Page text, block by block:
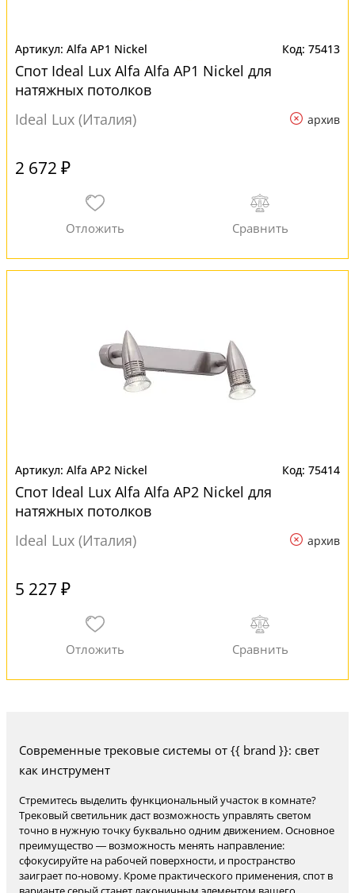
Alfa AP1 Nickel 75413
Спот Ideal Lux Alfa Alfa AP1 Nickel для
натяжных потолков
Ideal Lux (Италия)
архив
2 672 ₽
Alfa AP2 Nickel 75414
Спот Ideal Lux Alfa Alfa AP2 Nickel для
натяжных потолков
Ideal Lux (Италия)
архив
5 227 ₽
Современные трековые системы от {{ brand }}: свет
как инструмент
Стремитесь выделить функциональный участок в комнате?
Трековый светильник даст возможность управлять светом
точно в нужную точку буквально одним движением. Основное
преимущество — возможность менять направление:
сфокусируйте на рабочей поверхности, и пространство
заиграет по-новому. Кроме практического применения, спот в